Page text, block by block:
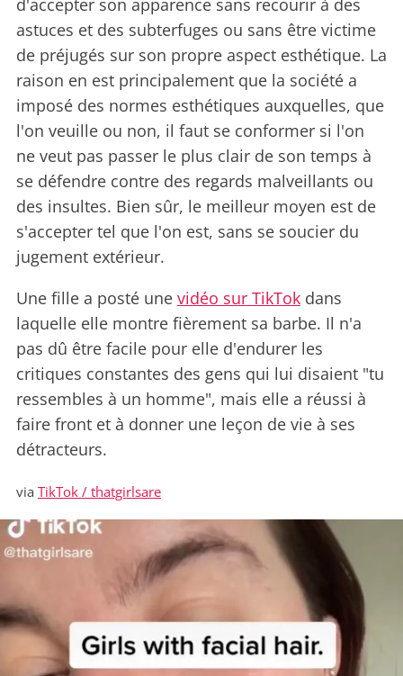
d'accepter son apparence sans recourir à des
astuces et des subterfuges ou sans être victime
de préjugés sur son propre aspect esthétique. La
raison en est principalement que la société a
imposé des normes esthétiques auxquelles, que
l'on veuille ou non, il faut se conformer si l'on
ne veut pas passer le plus clair de son temps à
se défendre contre des regards malveillants ou
des insultes. Bien sûr, le meilleur moyen est de
s'accepter tel que l'on est, sans se soucier du
jugement extérieur.
Une fille a posté une vidéo sur TikTok dans
laquelle elle montre fièrement sa barbe. Il n'a
pas dû être facile pour elle d'endurer les
critiques constantes des gens qui lui disaient "tu
ressembles à un homme", mais elle a réussi à
faire front et à donner une leçon de vie à ses
détracteurs.
via TikTok / thatgirlsare